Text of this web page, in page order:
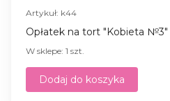
Artykuł: k44
Opłatek na tort "Kobieta №3"
W sklepe: 1 szt.
Dodaj do koszyka